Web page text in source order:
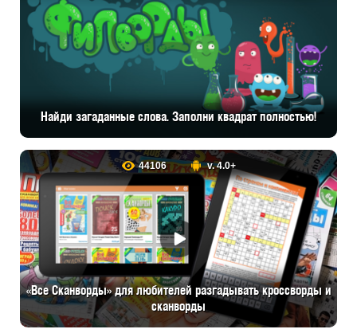
Найди загаданные слова. Заполни квадрат полностью!
44106 v. 4.0+
«Все Сканворды» для любителей разгадывать кроссворды и
сканворды